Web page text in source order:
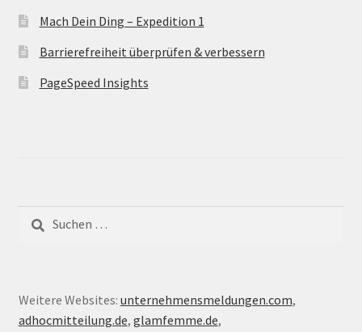
Mach Dein Ding – Expedition 1
Barrierefreiheit überprüfen & verbessern
PageSpeed Insights
Suche
nach:
Weitere Websites: unternehmensmeldungen.com,
adhocmitteilung.de, glamfemme.de,